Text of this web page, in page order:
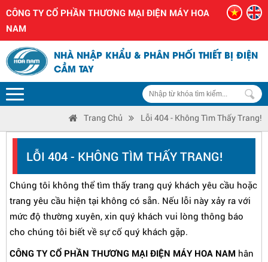
CÔNG TY CỔ PHẦN THƯƠNG MẠI ĐIỆN MÁY HOA
NAM
NHÀ NHẬP KHẨU & PHÂN PHỐI THIẾT BỊ ĐIỆN
CẦM TAY
Trang Chủ Lỗi 404 - Không Tìm Thấy Trang!
LỖI 404 - KHÔNG TÌM THẤY TRANG!
Chúng tôi không thể tìm thấy trang quý khách yêu cầu hoặc
trang yêu cầu hiện tại không có sẵn. Nếu lỗi này xảy ra với
mức độ thường xuyên, xin quý khách vui lòng thông báo
cho chúng tôi biết về sự cố quý khách gặp.
CÔNG TY CỔ PHẦN THƯƠNG MẠI ĐIỆN MÁY HOA NAM hân